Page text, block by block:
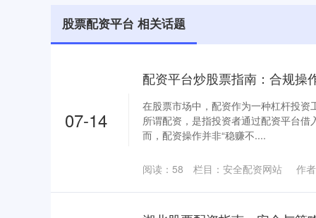
股票配资平台 相关话题
07-14
配资平台炒股票指南：合规操
在股票市场中，配资作为一种杠杆投
所谓配资，是指投资者通过配资平台
而，配资操作并非“稳赚不....
作
阅读： 58 栏目： 安全配资网站